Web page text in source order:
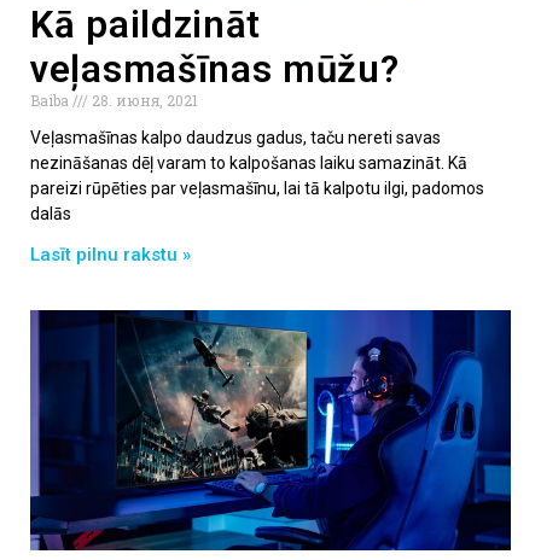
Kā paildzināt
veļasmašīnas mūžu?
Baiba
28. июня, 2021
Veļasmašīnas kalpo daudzus gadus, taču nereti savas
nezināšanas dēļ varam to kalpošanas laiku samazināt. Kā
pareizi rūpēties par veļasmašīnu, lai tā kalpotu ilgi, padomos
dalās
Lasīt pilnu rakstu »